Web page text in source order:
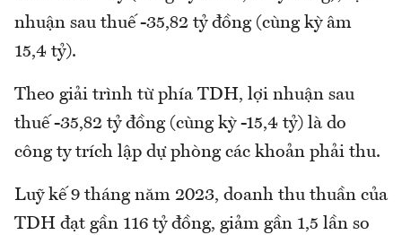
nhuận sau thuế -35,82 tỷ đồng (cùng kỳ âm
15,4 tỷ).
Theo giải trình từ phía TDH, lợi nhuận sau
thuế -35,82 tỷ đồng (cùng kỳ -15,4 tỷ) là do
công ty trích lập dự phòng các khoản phải thu.
Luỹ kế 9 tháng năm 2023, doanh thu thuần của
TDH đạt gần 116 tỷ đồng, giảm gần 1,5 lần so